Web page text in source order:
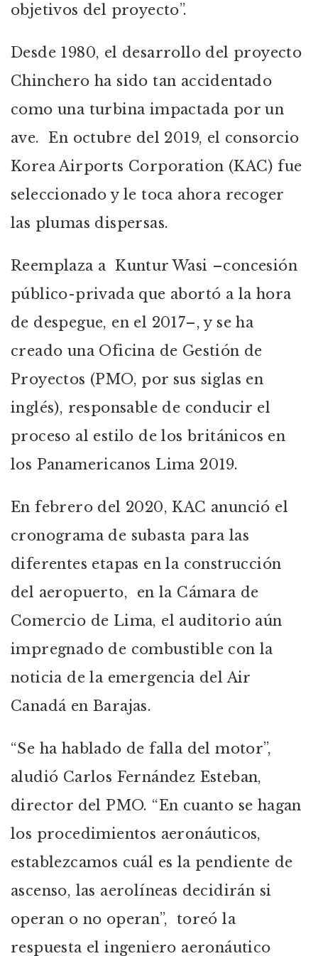
objetivos del proyecto”.
Desde 1980, el desarrollo del proyecto
Chinchero ha sido tan accidentado
como una turbina impactada por un
ave. En octubre del 2019, el consorcio
Korea Airports Corporation (KAC) fue
seleccionado y le toca ahora recoger
las plumas dispersas.
Reemplaza a Kuntur Wasi –concesión
público-privada que abortó a la hora
de despegue, en el 2017–, y se ha
creado una Oficina de Gestión de
Proyectos (PMO, por sus siglas en
inglés), responsable de conducir el
proceso al estilo de los británicos en
los Panamericanos Lima 2019.
En febrero del 2020, KAC anunció el
cronograma de subasta para las
diferentes etapas en la construcción
del aeropuerto, en la Cámara de
Comercio de Lima, el auditorio aún
impregnado de combustible con la
noticia de la emergencia del Air
Canadá en Barajas.
“Se ha hablado de falla del motor”,
aludió Carlos Fernández Esteban,
director del PMO. “En cuanto se hagan
los procedimientos aeronáuticos,
establezcamos cuál es la pendiente de
ascenso, las aerolíneas decidirán si
operan o no operan”, toreó la
respuesta el ingeniero aeronáutico